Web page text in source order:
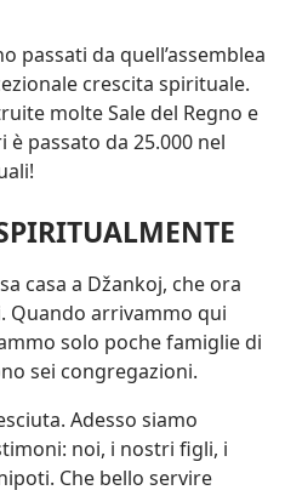
passati da quell’assemblea
crescita spirituale.
molte Sale del Regno e
passato da 25.000 nel
casa a Džankoj, che ora
Quando arrivammo qui
solo poche famiglie di
sei congregazioni.
Adesso siamo
noi, i nostri figli, i
Che bello servire